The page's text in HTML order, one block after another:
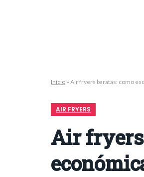
Início » Air fryers baratas: como
AIR FRYERS
Air fryers